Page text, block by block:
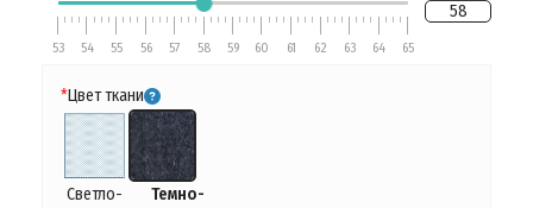
53 54 55 56 57 58 59 60 61 62 63 64 65
58
*Цвет ткани
Светло-
Темно-